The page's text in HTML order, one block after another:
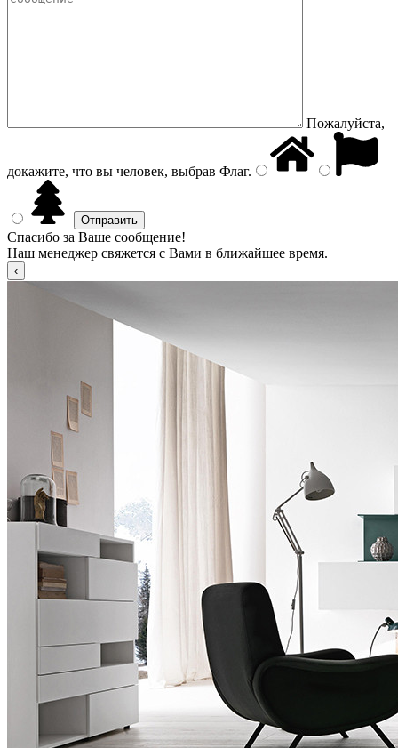
Пожалуйста,
докажите, что вы человек, выбрав Флаг.
Спасибо за Ваше сообщение!
Наш менеджер свяжется с Вами в ближайшее время.